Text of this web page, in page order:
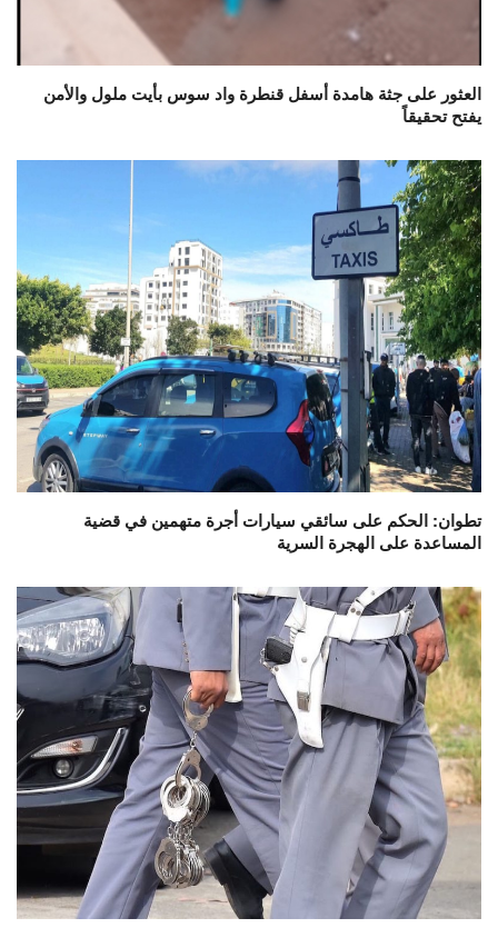
العثور على جثة هامدة أسفل قنطرة واد سوس بأيت ملول والأمن
يفتح تحقيقاً
تطوان: الحكم على سائقي سيارات أجرة متهمين في قضية
المساعدة على الهجرة السرية